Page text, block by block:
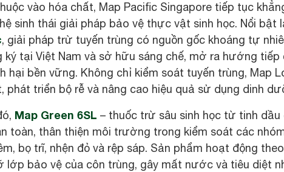
vào hóa chất, Map Pacific Singapore tiếp tục
sinh thái giải pháp bảo vệ thực vật sinh học. Nổi bật
, giải pháp trừ tuyến trùng có nguồn gốc khoáng tự
ký tại Việt Nam và sở hữu sáng chế, mở ra hướng
hại bền vững. Không chỉ kiểm soát tuyến trùng, Map
phát triển bộ rễ và nâng cao hiệu quả sử dụng dinh
Map Green 6SL – thuốc trừ sâu sinh học từ tinh dầu
toàn, thân thiện môi trường trong kiểm soát các
bọ trĩ, nhện đỏ và rệp sáp. Sản phẩm hoạt động
lớp bảo vệ của côn trùng, gây mất nước và tiêu diệt